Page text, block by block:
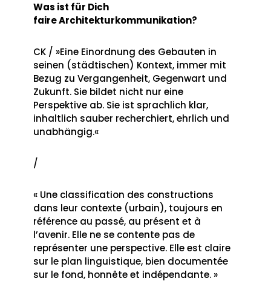
Was ist für Dich
faire Architekturkommunikation?
CK / »Eine Einordnung des Gebauten in
seinen (städtischen) Kontext, immer mit
Bezug zu Vergangenheit, Gegenwart und
Zukunft. Sie bildet nicht nur eine
Perspektive ab. Sie ist sprachlich klar,
inhaltlich sauber recherchiert, ehrlich und
unabhängig.«
/
« Une classification des constructions
dans leur contexte (urbain), toujours en
référence au passé, au présent et à
l’avenir. Elle ne se contente pas de
représenter une perspective. Elle est claire
sur le plan linguistique, bien documentée
sur le fond, honnête et indépendante. »